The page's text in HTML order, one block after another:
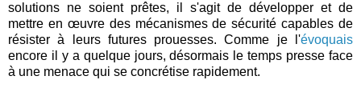
solutions ne soient prêtes, il s'agit de développer et de
mettre en œuvre des mécanismes de sécurité capables de
résister à leurs futures prouesses. Comme je l'évoquais
encore il y a quelque jours, désormais le temps presse face
à une menace qui se concrétise rapidement.